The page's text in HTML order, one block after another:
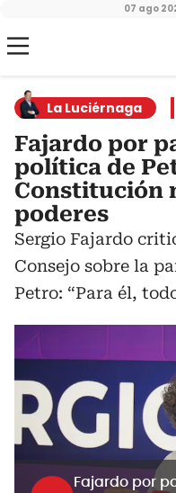
07 ago
La Luciérnaga
Fajardo por
política de
Constitución
poderes
Sergio Fajardo
Consejo sobre la
Petro: “Para él,